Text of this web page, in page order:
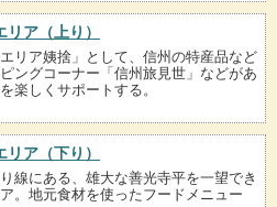
ア（上り）
エリア姨捨」として、信州の特産品など
ングコーナー「信州旅見世」などがあ
楽しくサポートする。
ア（下り）
線にある、雄大な善光寺平を一望でき
。地元食材を使ったフードメニュー